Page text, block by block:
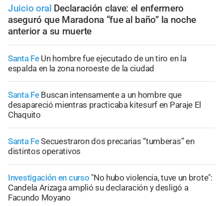
Juicio oral Declaración clave: el enfermero
aseguró que Maradona “fue al baño” la noche
anterior a su muerte
Santa Fe Un hombre fue ejecutado de un tiro en la
espalda en la zona noroeste de la ciudad
Santa Fe Buscan intensamente a un hombre que
desapareció mientras practicaba kitesurf en Paraje El
Chaquito
Santa FeSecuestraron dos precarias “tumberas” en
distintos operativos
Investigación en curso "No hubo violencia, tuve un brote":
Candela Arizaga amplió su declaración y desligó a
Facundo Moyano